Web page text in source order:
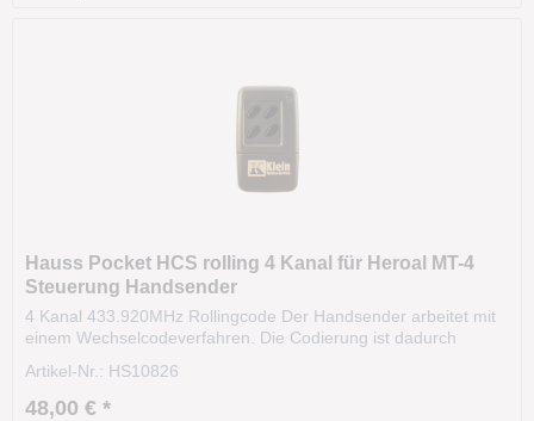
Hauss Pocket HCS rolling 4 Kanal für Heroal MT-4
Steuerung Handsender
4 Kanal 433.920MHz Rollingcode Der Handsender arbeitet mit
einem Wechselcodeverfahren. Die Codierung ist dadurch
bestimmten Regel (Algorithmus). Die Sendereichweite beträgt
ca. 35m und kann sogar aus dem KFZ heraus...
Artikel-Nr.: HS10826
48,00 € *